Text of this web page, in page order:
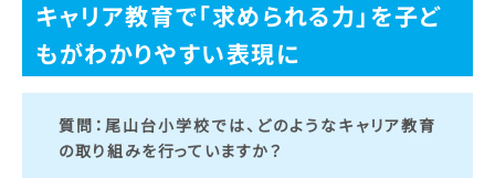
キャリア教育で「求められる力」を子ど
もがわかりやすい表現に
質問：尾山台小学校では、どのようなキャリア教育
の取り組みを行っていますか？